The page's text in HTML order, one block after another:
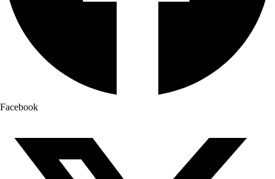
Facebook